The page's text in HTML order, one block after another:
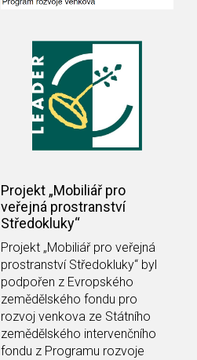
Projekt „Mobiliář pro
veřejná prostranství
Středokluky“
Projekt „Mobiliář pro veřejná
prostranství Středokluky“ byl
podpořen z Evropského
zemědělského fondu pro
rozvoj venkova ze Státního
zemědělského intervenčního
fondu z Programu rozvoje